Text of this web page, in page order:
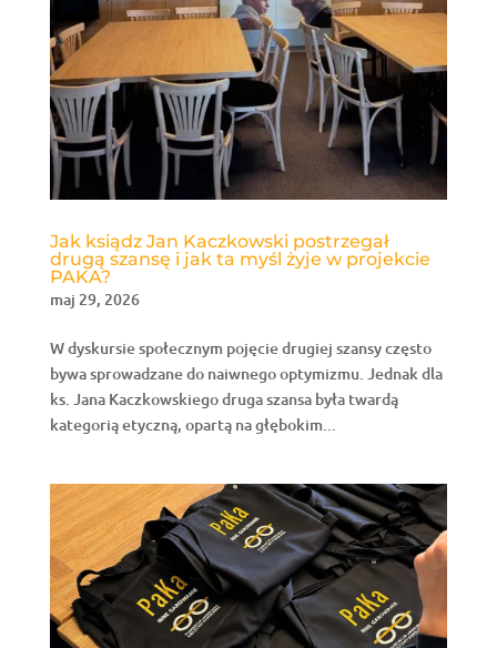
Jak ksiądz Jan Kaczkowski postrzegał
drugą szansę i jak ta myśl żyje w projekcie
PAKA?
maj 29, 2026
W dyskursie społecznym pojęcie drugiej szansy często
bywa sprowadzane do naiwnego optymizmu. Jednak dla
ks. Jana Kaczkowskiego druga szansa była twardą
kategorią etyczną, opartą na głębokim...